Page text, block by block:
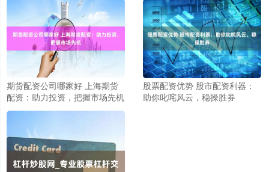
期货配资公司哪家好 上海期货
配资：助力投资，把握市场先机
股票配资优势 股市配资利器：
助你叱咤风云，稳操胜券